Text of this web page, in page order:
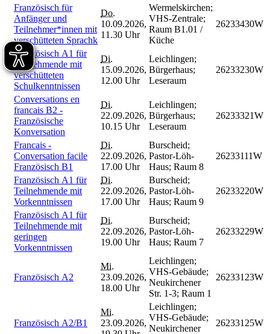
Französisch für
Anfänger und
Teilnehmer*innen mit
verschütteten Sprachk
Do.
10.09.2026,
11.30 Uhr
Wermelskirchen;
VHS-Zentrale;
Raum B1.01 /
Küche
26233430W
Französisch A1 für
Teilnehmende mit
verschütteten
Schulkenntnissen
Di.
15.09.2026,
12.00 Uhr
Leichlingen;
Bürgerhaus;
Leseraum
26233230W
Conversations en
francais B2 -
Französische
Konversation
Di.
22.09.2026,
10.15 Uhr
Leichlingen;
Bürgerhaus;
Leseraum
26233321W
Francais -
Conversation facile
Französisch B1
Di.
22.09.2026,
17.00 Uhr
Burscheid;
Pastor-Löh-
Haus; Raum 8
26233111W
Französisch A1 für
Teilnehmende mit
Vorkenntnissen
Di.
22.09.2026,
17.00 Uhr
Burscheid;
Pastor-Löh-
Haus; Raum 9
26233220W
Französisch A1 für
Teilnehmende mit
geringen
Vorkenntnissen
Di.
22.09.2026,
19.00 Uhr
Burscheid;
Pastor-Löh-
Haus; Raum 7
26233229W
Französisch A2
Mi.
23.09.2026,
18.00 Uhr
Leichlingen;
VHS-Gebäude;
Neukirchener
Str. 1-3; Raum 1
26233123W
Französisch A2/B1
Mi.
23.09.2026,
Leichlingen;
VHS-Gebäude;
Neukirchener
26233125W